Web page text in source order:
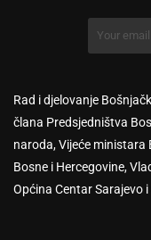
Rad i djelovanje
člana Predsjedništva
naroda, Vijeće ministara
Bosne i Hercegovine,
Općina Centar Sarajevo